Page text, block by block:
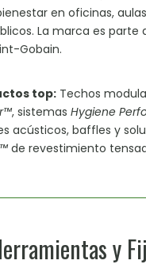
en oficinas,
La marca es parte
Gobain.
top: Techos
, sistemasHygiene
acústicos, baffles y
de revestimiento
y